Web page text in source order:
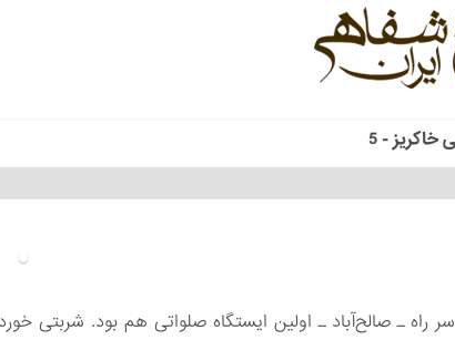
- 5
سر راه ـ صالح‌آباد ـ اولین ایستگاه صلواتی هم بود. شربتی